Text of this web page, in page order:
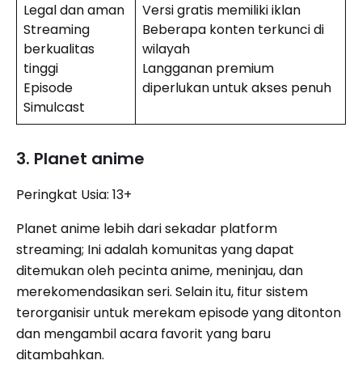
Legal dan aman
Streaming
berkualitas
tinggi
Episode
Simulcast
Versi gratis memiliki iklan
Beberapa konten terkunci di
wilayah
Langganan premium
diperlukan untuk akses penuh
3. Planet anime
Peringkat Usia: 13+
Planet anime lebih dari sekadar platform
streaming; Ini adalah komunitas yang dapat
ditemukan oleh pecinta anime, meninjau, dan
merekomendasikan seri. Selain itu, fitur sistem
terorganisir untuk merekam episode yang ditonton
dan mengambil acara favorit yang baru
ditambahkan.